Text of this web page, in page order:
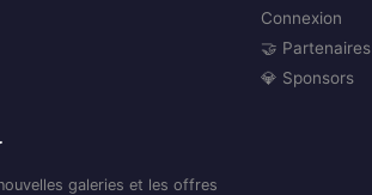
Connexion
🤝 Partenaires
💎 Sponsors
galeries et les offres